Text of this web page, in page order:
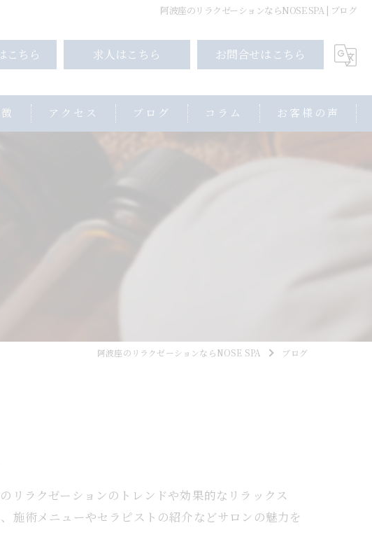
阿波座のリラクゼーションならNOSE SPA | ブログ
こちら 求人はこちら お問合せはこちら
アクセス ブログ コラム お客様の声
阿波座のリラクゼーションならNOSE SPA ブログ
リラクゼーションのトレンドや効果的なリラックス
施術メニューやセラピストの紹介などサロンの魅力を